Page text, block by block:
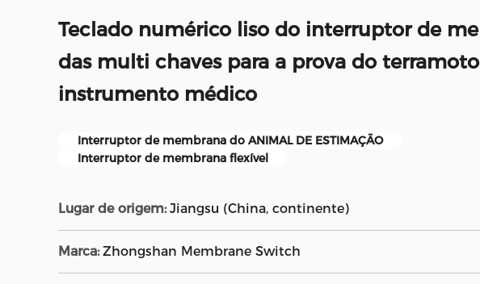
Teclado numérico liso do interruptor de
das multi chaves para a prova do
instrumento médico
Interruptor de membrana do ANIMAL DE ESTIMAÇÃO
Interruptor de membrana flexível
Lugar de origem: Jiangsu (China, continente)
Marca: Zhongshan Membrane Switch